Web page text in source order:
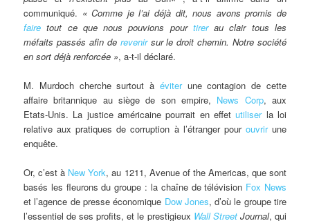
communiqué. « Comme je l’ai déjà dit, nous avons promis de
faire tout ce que nous pouvions pour tirerau clair tous les
méfaits passés afin de revenirsur le droit chemin. Notre société
en sort déjà renforcée », a-t-il déclaré.
M. Murdoch cherche surtout à éviterune contagion de cette
affaire britannique au siège de son empire, News Corp, aux
Etats-Unis. La justice américaine pourrait en effetutiliserla loi
relative aux pratiques de corruption à l’étranger pour ouvrirune
enquête.
Or, c’est à New York, au 1211, Avenue of the Americas, que sont
basés les fleurons du groupe : la chaîne de télévision Fox News
et l’agence de presse économique Dow Jones, d’où le groupe tire
l’essentiel de ses profits, et le prestigieux Wall StreetJournal, qui